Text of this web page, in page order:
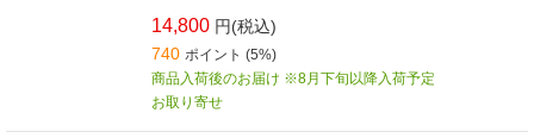
14,800 円(税込)
740 ポイント (5%)
商品入荷後のお届け ※8月下旬以降入荷予定
お取り寄せ